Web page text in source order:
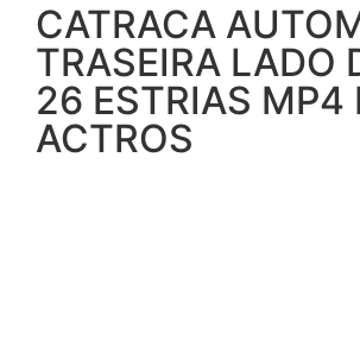
CATRACA
TRASEIRA LADO
26 ESTRIAS MP4
ACTROS